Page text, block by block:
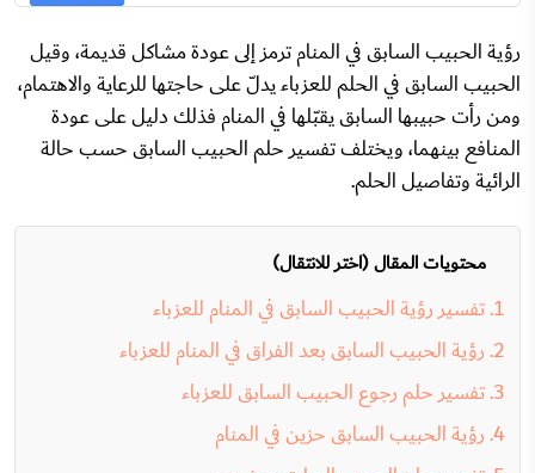
رؤية الحبيب السابق في المنام ترمز إلى عودة مشاكل قديمة، وقيل
الحبيب السابق في الحلم للعزباء يدلّ على حاجتها للرعاية والاهتمام،
ومن رأت حبيبها السابق يقبّلها في المنام فذلك دليل على عودة
المنافع بينهما، ويختلف تفسير حلم الحبيب السابق حسب حالة
الرائية وتفاصيل الحلم.
محتويات المقال (اختر للانتقال)
تفسير رؤية الحبيب السابق في المنام للعزباء
رؤية الحبيب السابق بعد الفراق في المنام للعزباء
تفسير حلم رجوع الحبيب السابق للعزباء
رؤية الحبيب السابق حزين في المنام